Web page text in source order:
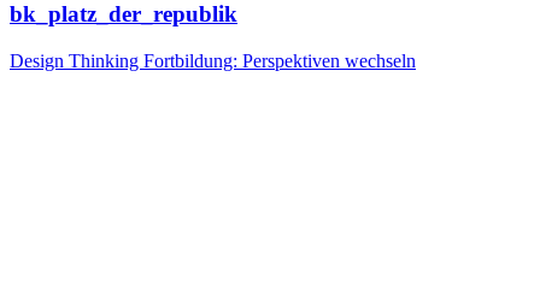
bk_platz_der_republik
Design Thinking Fortbildung: Perspektiven wechseln